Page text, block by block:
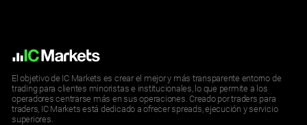
El objetivo de IC Markets es crear el mejor y más transparente entorno de
trading para clientes minoristas e institucionales, lo que permite a los
operadores centrarse más en sus operaciones. Creado por traders para
traders, IC Markets está dedicado a ofrecer spreads, ejecución y servicio
superiores.